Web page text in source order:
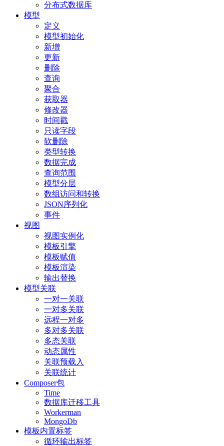
分布式数据库
模型
定义
模型初始化
新增
更新
删除
查询
聚合
获取器
修改器
时间戳
只读字段
软删除
类型转换
数据完成
查询范围
模型分层
数组访问和转换
JSON序列化
事件
视图
视图实例化
模板引擎
模板赋值
模板渲染
输出替换
模型关联
一对一关联
一对多关联
远程一对多
多对多关联
多态关联
动态属性
关联预载入
关联统计
Composer包
Time
数据库迁移工具
Workerman
MongoDb
模板内置标签
循环输出标签